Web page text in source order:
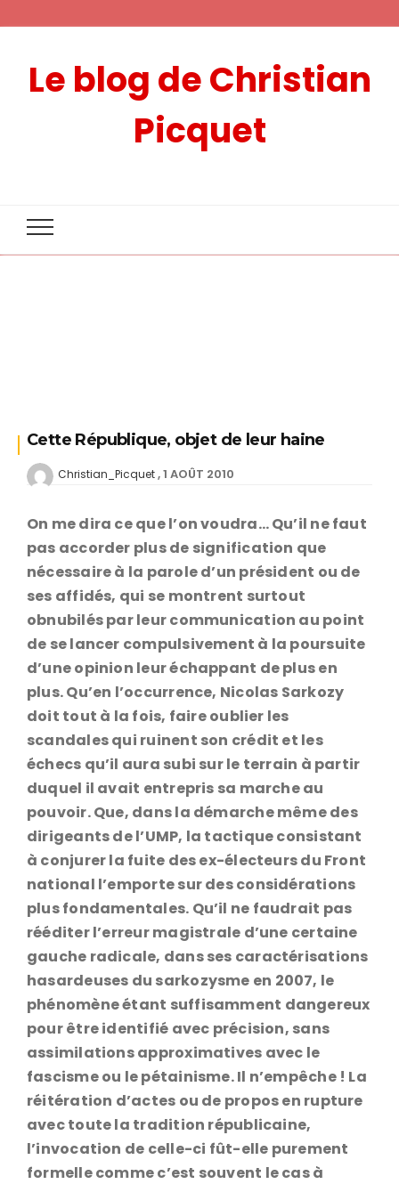
Le blog de Christian
Picquet
Cette République, objet de leur haine
Christian_Picquet 1 AOÛT 2010
On me dira ce que l’on voudra… Qu’il ne faut
pas accorder plus de signification que
nécessaire à la parole d’un président ou de
ses affidés, qui se montrent surtout
obnubilés par leur communication au point
de se lancer compulsivement à la poursuite
d’une opinion leur échappant de plus en
plus. Qu’en l’occurrence, Nicolas Sarkozy
doit tout à la fois, faire oublier les
scandales qui ruinent son crédit et les
échecs qu’il aura subi sur le terrain à partir
duquel il avait entrepris sa marche au
pouvoir. Que, dans la démarche même des
dirigeants de l’UMP, la tactique consistant
à conjurer la fuite des ex-électeurs du Front
national l’emporte sur des considérations
plus fondamentales. Qu’il ne faudrait pas
rééditer l’erreur magistrale d’une certaine
gauche radicale, dans ses caractérisations
hasardeuses du sarkozysme en 2007, le
phénomène étant suffisamment dangereux
pour être identifié avec précision, sans
assimilations approximatives avec le
fascisme ou le pétainisme. Il n’empêche ! La
réitération d’actes ou de propos en rupture
avec toute la tradition républicaine,
l’invocation de celle-ci fût-elle purement
formelle comme c’est souvent le cas à